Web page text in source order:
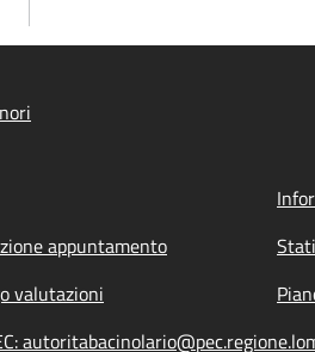
appuntamento
valutazioni